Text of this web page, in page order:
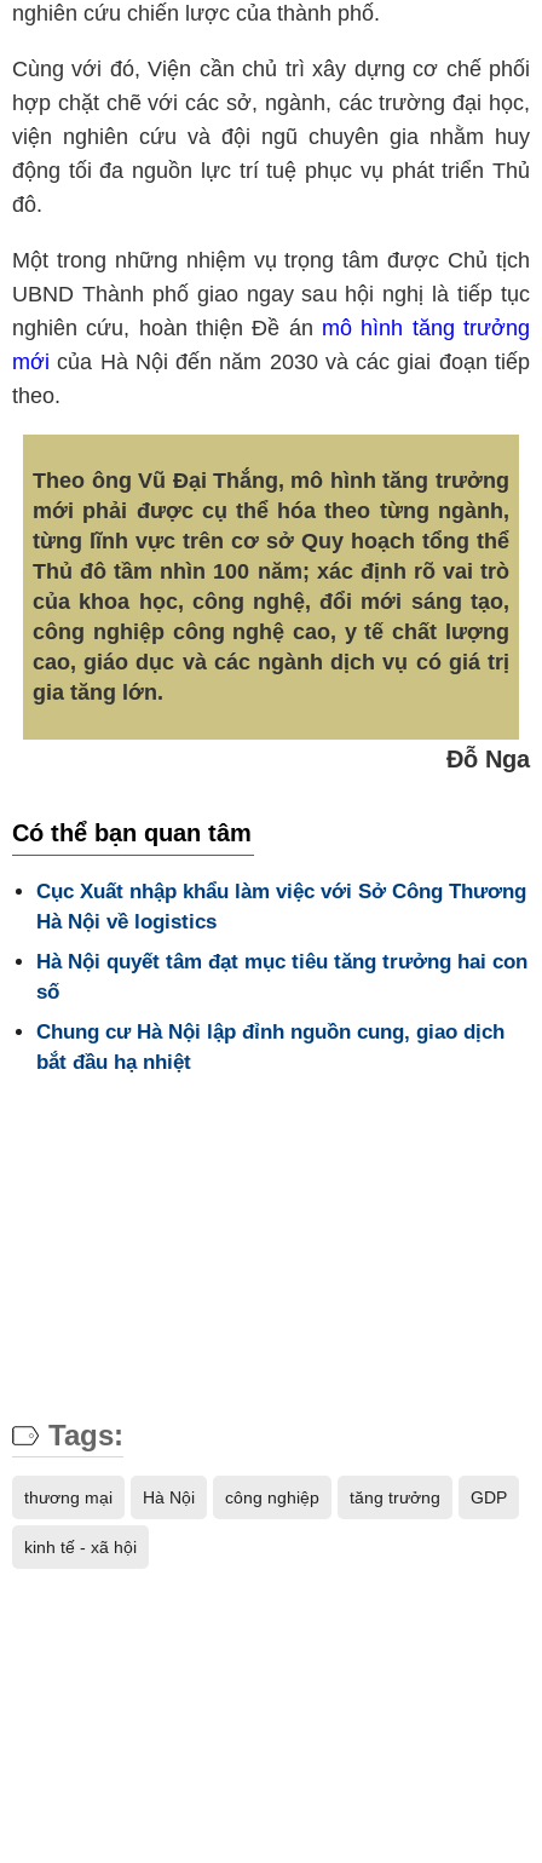
nghiên cứu chiến lược của thành phố.
Cùng với đó, Viện cần chủ trì xây dựng cơ chế phối
hợp chặt chẽ với các sở, ngành, các trường đại học,
viện nghiên cứu và đội ngũ chuyên gia nhằm huy
động tối đa nguồn lực trí tuệ phục vụ phát triển Thủ
đô.
Một trong những nhiệm vụ trọng tâm được Chủ tịch
UBND Thành phố giao ngay sau hội nghị là tiếp tục
nghiên cứu, hoàn thiện Đề án mô hình tăng trưởng
mới của Hà Nội đến năm 2030 và các giai đoạn tiếp
theo.
Theo ông Vũ Đại Thắng, mô hình tăng trưởng
mới phải được cụ thể hóa theo từng ngành,
từng lĩnh vực trên cơ sở Quy hoạch tổng thể
Thủ đô tầm nhìn 100 năm; xác định rõ vai trò
của khoa học, công nghệ, đổi mới sáng tạo,
công nghiệp công nghệ cao, y tế chất lượng
cao, giáo dục và các ngành dịch vụ có giá trị
gia tăng lớn.
Đỗ Nga
Có thể bạn quan tâm
Cục Xuất nhập khẩu làm việc với Sở Công Thương
Hà Nội về logistics
Hà Nội quyết tâm đạt mục tiêu tăng trưởng hai con
số
Chung cư Hà Nội lập đỉnh nguồn cung, giao dịch
bắt đầu hạ nhiệt
Tags:
thương mại Hà Nội công nghiệp tăng trưởng GDP
kinh tế - xã hội